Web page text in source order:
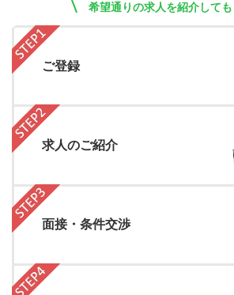
希望通りの求人を紹介しても
ご登録
求人のご紹介
面接・条件交渉